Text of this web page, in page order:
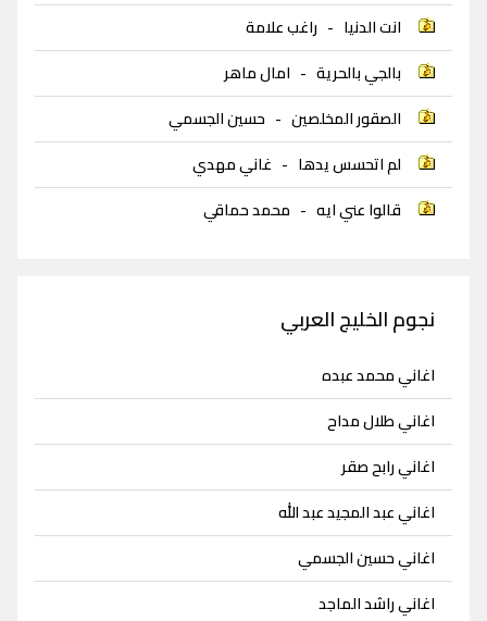
انت الدنيا - راغب علامة
بالجي بالحرية - امال ماهر
الصقور المخلصين - حسين الجسمي
لم اتحسس يدها - غاني مهدي
قالوا عني ايه - محمد حماقي
نجوم الخليج العربي
اغاني محمد عبده
اغاني طلال مداح
اغاني رابح صقر
اغاني عبد المجيد عبد الله
اغاني حسين الجسمي
اغاني راشد الماجد